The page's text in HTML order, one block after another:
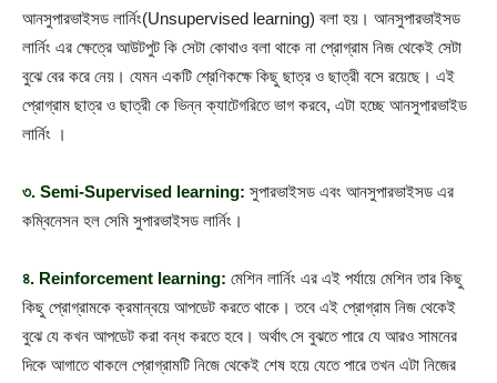
আনসুপারভাইসড লার্নিং(Unsupervised learning) বলা হয়। আনসুপারভাইসড
লার্নিং এর ক্ষেত্রে আউটপুট কি সেটা কোথাও বলা থাকে না প্রোগ্রাম নিজ থেকেই সেটা
বুঝে বের করে নেয়। যেমন একটি শ্রেণিকক্ষে কিছু ছাত্র ও ছাত্রী বসে রয়েছে। এই
প্রোগ্রাম ছাত্র ও ছাত্রী কে ভিন্ন ক্যাটেগরিতে ভাগ করবে, এটা হচ্ছে আনসুপারভাইড
লার্নিং ।
৩. Semi-Supervised learning: সুপারভাইসড এবং আনসুপারভাইসড এর
কম্বিনেসন হল সেমি সুপারভাইসড লার্নিং।
৪. Reinforcement learning: মেশিন লার্নিং এর এই পর্যায়ে মেশিন তার কিছু
কিছু প্রোগ্রামকে ক্রমান্বয়ে আপডেট করতে থাকে। তবে এই প্রোগ্রাম নিজ থেকেই
বুঝে যে কখন আপডেট করা বন্ধ করতে হবে। অর্থাৎ সে বুঝতে পারে যে আরও সামনের
দিকে আগাতে থাকলে প্রোগ্রামটি নিজে থেকেই শেষ হয়ে যেতে পারে তখন এটা নিজের